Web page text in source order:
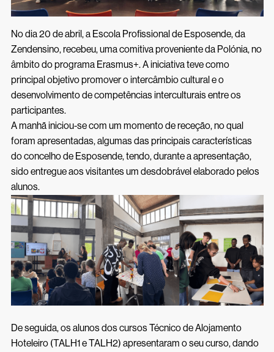
Acessos Inovar
No dia 20 de abril, a Escola Profissional de Esposende, da
Zendensino, recebeu, uma comitiva proveniente da Polónia, no
âmbito do programa Erasmus+. A iniciativa teve como
principal objetivo promover o intercâmbio cultural e o
desenvolvimento de competências interculturais entre os
participantes.
A manhã iniciou-se com um momento de receção, no qual
foram apresentadas, algumas das principais características
do concelho de Esposende, tendo, durante a apresentação,
sido entregue aos visitantes um desdobrável elaborado pelos
alunos.
De seguida, os alunos dos cursos Técnico de Alojamento
Hoteleiro (TALH1 e TALH2) apresentaram o seu curso, dando